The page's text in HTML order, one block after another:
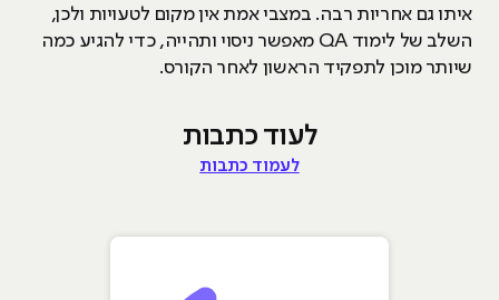
איתו גם אחריות רבה. במצבי אמת אין מקום לטעויות ולכן,
השלב של לימוד QA מאפשר ניסוי ותהייה, כדי להגיע כמה
שיותר מוכן לתפקיד הראשון לאחר הקורס.
לעוד כתבות
לעמוד כתבות